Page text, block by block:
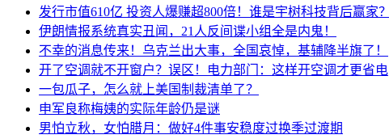
发行市值610亿 投资人爆赚超800倍！谁是宇树科技背后赢家？
伊朗情报系统真实丑闻，21人反间谍小组全是内鬼！
不幸的消息传来！乌克兰出大事，全国哀悼，基辅降半旗了！
开了空调就不开窗户？误区！电力部门：这样开空调才更省电
一包瓜子，怎么就上美国制裁清单了？
申军良称梅姨的实际年龄仍是谜
男怕立秋，女怕腊月：做好4件事安稳度过换季过渡期